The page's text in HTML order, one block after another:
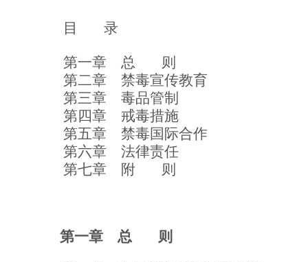
目 录
第一章 总 则
第二章 禁毒宣传教育
第三章 毒品管制
第四章 戒毒措施
第五章 禁毒国际合作
第六章 法律责任
第七章 附 则
第一章 总 则